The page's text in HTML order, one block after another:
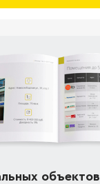
объектов